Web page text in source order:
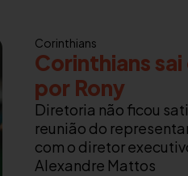
Corinthians
Corinthians
por Rony
Diretoria não ficou
reunião do
com o diretor
Alexandre Mattos